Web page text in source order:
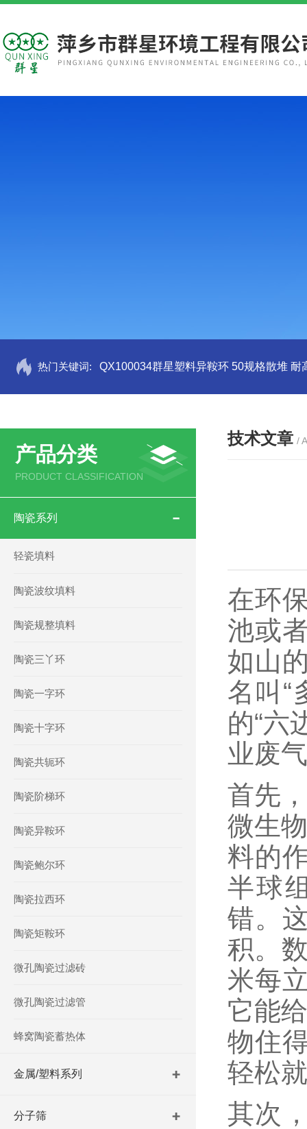
热门关键词: QX100034群星塑料异鞍环 50规格散堆 耐
产品分类
PRODUCT CLASSIFICATION
陶瓷系列
轻瓷填料
陶瓷波纹填料
陶瓷规整填料
陶瓷三丫环
陶瓷一字环
陶瓷十字环
陶瓷共轭环
陶瓷阶梯环
陶瓷异鞍环
陶瓷鲍尔环
陶瓷拉西环
陶瓷矩鞍环
微孔陶瓷过滤砖
微孔陶瓷过滤管
蜂窝陶瓷蓄热体
金属/塑料系列
分子筛
技术文章 /
在环
池或
如山
名叫“
的“六
业废
首先
微生
料的
半球
错。
积。
米每
它能
物住
轻松
其次